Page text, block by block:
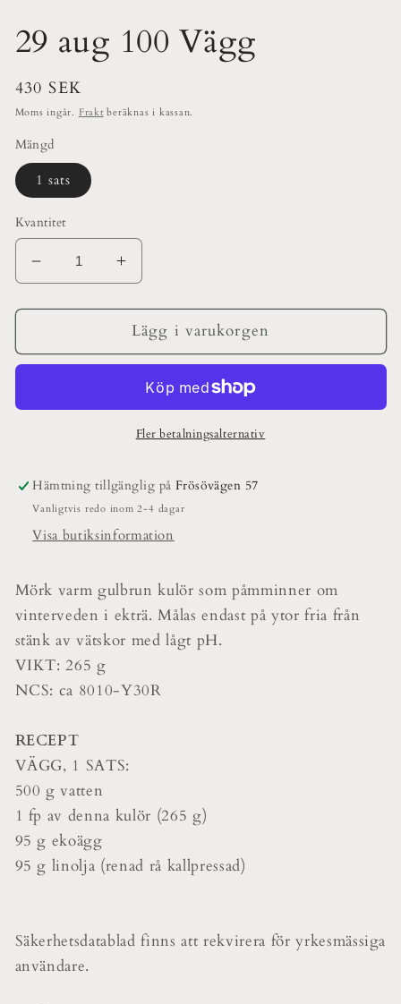
29 aug 100 Vägg
Ordinarie
pris
430 SEK
Moms ingår. Fraktberäknas i kassan.
Mängd
1 sats
Kvantitet
Minska
kvantitet
för
aug
Öka
kvantitet
för
29
aug
Vägg
Lägg i varukorgen
Fler betalningsalternativ
Hämtning tillgänglig på Frösövägen 57
Vanligtvis redo inom 2-4 dagar
Visa butiksinformation
Mörk varm gulbrun kulör som påmminner om
vinterveden i ekträ. Målas endast på ytor fria från
stänk av vätskor med lågt pH.
VIKT: 265 g
NCS: ca 8010-Y30R
RECEPT
VÄGG, 1 SATS:
500 g vatten
1 fp av denna kulör (265 g)
95 g ekoägg
95 g linolja (renad rå kallpressad)
Säkerhetsdatablad finns att rekvirera för yrkesmässiga
användare.